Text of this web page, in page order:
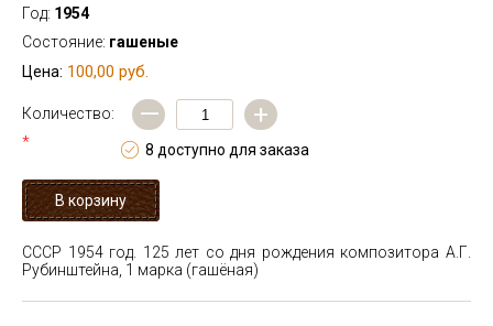
Год: 1954
Состояние: гашеные
Цена: 100,00 руб.
Количество:
*
— +
8 доступно для заказа
СССР 1954 год. 125 лет со дня рождения композитора А.Г.
Рубинштейна, 1 марка (гашёная)